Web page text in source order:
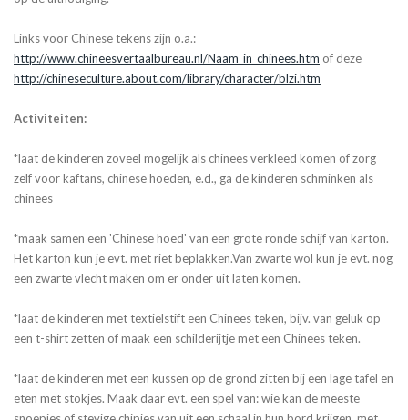
Links voor Chinese tekens zijn o.a.:
http://www.chineesvertaalbureau.nl/Naam_in_chinees.htm of deze
http://chineseculture.about.com/library/character/blzi.htm
Activiteiten:
*laat de kinderen zoveel mogelijk als chinees verkleed komen of zorg
zelf voor kaftans, chinese hoeden, e.d., ga de kinderen schminken als
chinees
*maak samen een 'Chinese hoed' van een grote ronde schijf van karton.
Het karton kun je evt. met riet beplakken.Van zwarte wol kun je evt. nog
een zwarte vlecht maken om er onder uit laten komen.
*laat de kinderen met textielstift een Chinees teken, bijv. van geluk op
een t-shirt zetten of maak een schilderijtje met een Chinees teken.
*laat de kinderen met een kussen op de grond zitten bij een lage tafel en
eten met stokjes. Maak daar evt. een spel van: wie kan de meeste